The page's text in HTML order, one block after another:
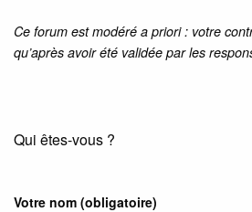
Ce forum est modéré a priori : votre
qu’après avoir été validée par les
Qui êtes-vous ?
Votre nom (obligatoire)